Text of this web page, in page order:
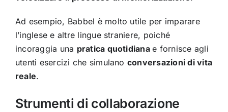
Ad esempio, Babbel è molto utile per imparare
l’inglese e altre lingue straniere, poiché
incoraggia una pratica quotidianae fornisce agli
utenti esercizi che simulano conversazioni di vita
reale.
Strumenti di collaborazione